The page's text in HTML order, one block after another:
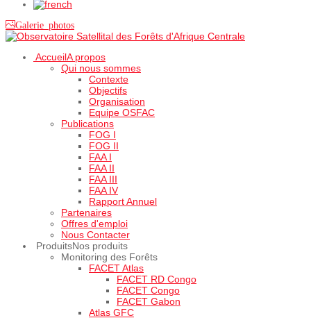
Galerie photos
AccueilA propos
Qui nous sommes
Contexte
Objectifs
Organisation
Equipe OSFAC
Publications
FOG I
FOG II
FAA I
FAA II
FAA III
FAA IV
Rapport Annuel
Partenaires
Offres d'emploi
Nous Contacter
ProduitsNos produits
Monitoring des Forêts
FACET Atlas
FACET RD Congo
FACET Congo
FACET Gabon
Atlas GFC